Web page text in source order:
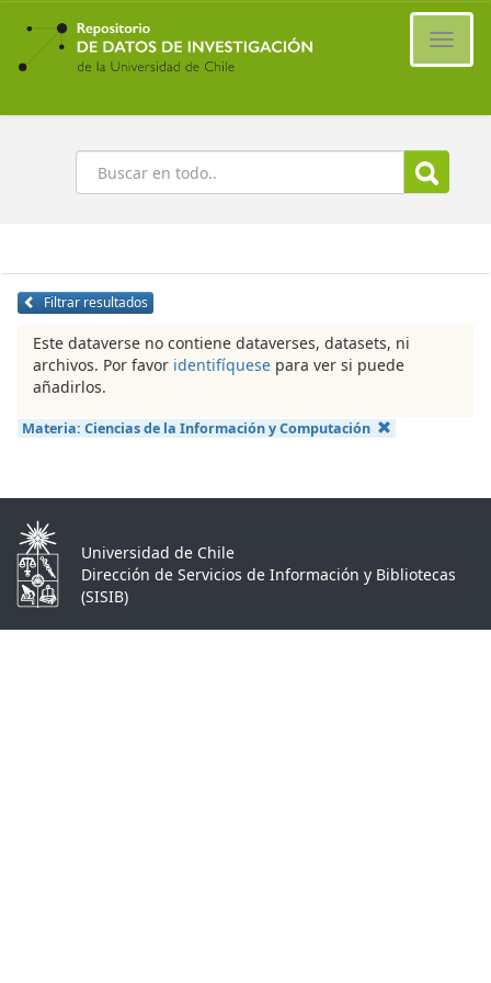
Ir
contenido
principal
Buscar
Filtrar resultados
Este dataverse no contiene dataverses, datasets, ni
archivos. Por favor identifíquese para ver si puede
añadirlos.
Materia: Ciencias de la Información y Computación
Universidad de Chile
Dirección de Servicios de Información y Bibliotecas
(SISIB)